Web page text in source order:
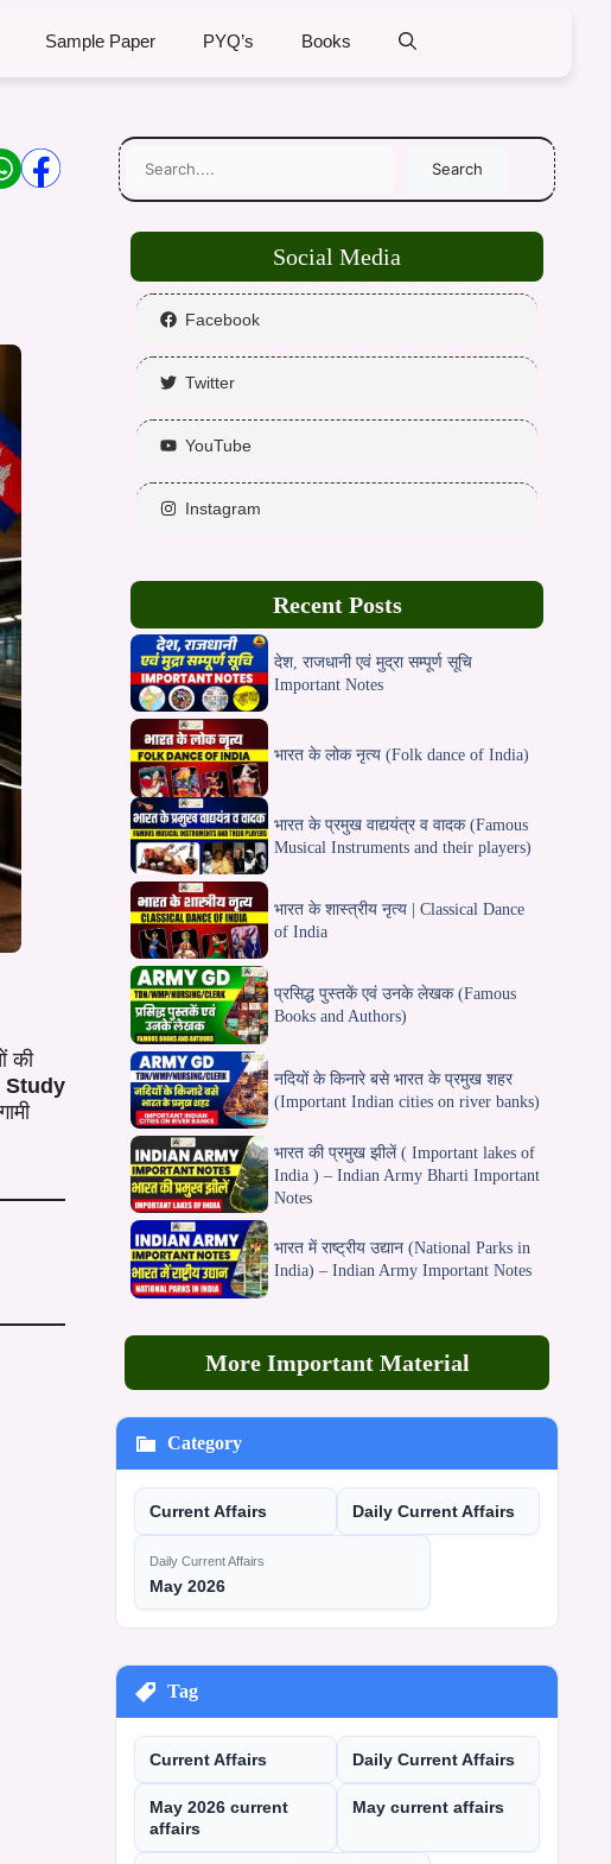
Sample Paper PYQ’s Books
की
Study
Search
Social Media
Facebook
Twitter
YouTube
Instagram
Recent Posts
देश, राजधानी एवं मुद्रा सम्पूर्ण सूचि
Important Notes
भारत के लोक नृत्य (Folk dance of India)
भारत के प्रमुख वाद्ययंत्र व वादक (Famous
Musical Instruments and their players)
भारत के शास्त्रीय नृत्य | Classical Dance
of India
प्रसिद्ध पुस्तकें एवं उनके लेखक (Famous
Books and Authors)
नदियों के किनारे बसे भारत के प्रमुख शहर
(Important Indian cities on river banks)
भारत की प्रमुख झीलें ( Important lakes of
India ) – Indian Army Bharti Important
Notes
भारत में राष्ट्रीय उद्यान (National Parks in
India) – Indian Army Important Notes
More Important Material
Category
Current Affairs Daily Current Affairs
Daily Current Affairs
May 2026
Tag
Current Affairs Daily Current Affairs
May 2026 current
affairs
May current affairs